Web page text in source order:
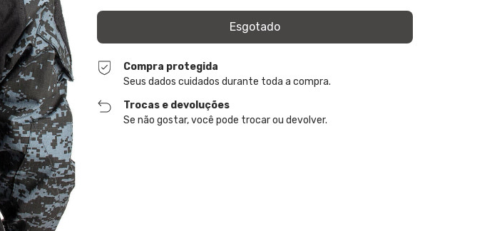
Compra protegida
Seus dados cuidados durante toda a compra.
Trocas e devoluções
Se não gostar, você pode trocar ou devolver.